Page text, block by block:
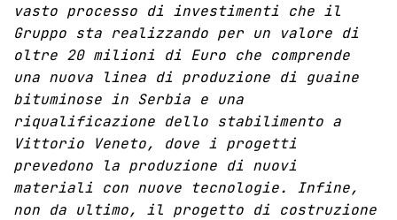
vasto processo di investimenti che il
Gruppo sta realizzando per un valore di
oltre 20 milioni di Euro che comprende
una nuova linea di produzione di guaine
bituminose in Serbia e una
riqualificazione dello stabilimento a
Vittorio Veneto, dove i progetti
prevedono la produzione di nuovi
materiali con nuove tecnologie. Infine,
non da ultimo, il progetto di costruzione